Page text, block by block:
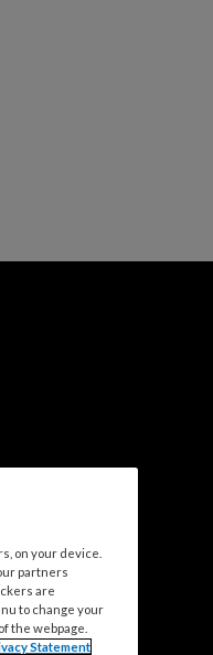
on your device.
partners
are
to change your
the webpage.
Statement